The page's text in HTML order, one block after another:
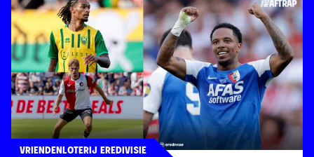
VRIENDENLOTERIJ EREDIVISIE